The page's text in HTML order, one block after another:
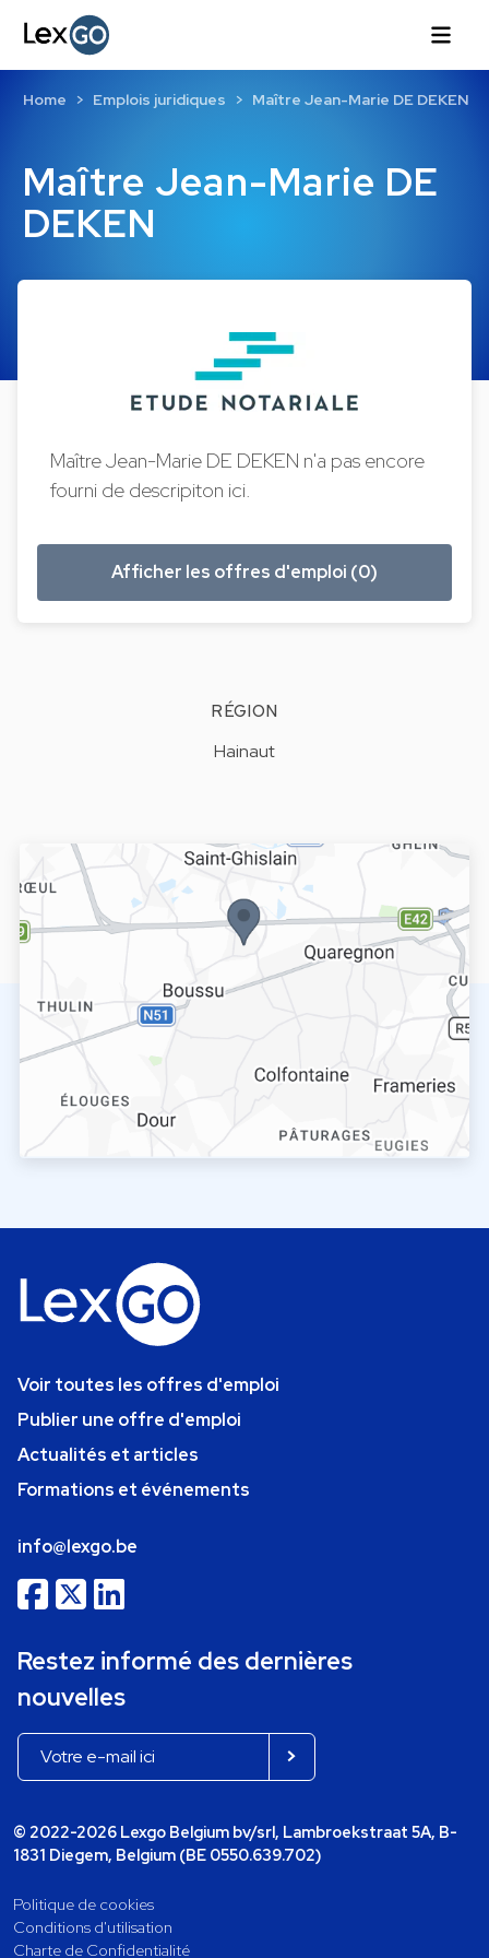
Maître Jean-Marie DE
DEKEN
Home Emplois juridiques Maître Jean-Marie DE DEKEN
Maître Jean-Marie DE DEKEN n'a pas encore
fourni de descripiton ici.
Afficher les offres d'emploi (0)
RÉGION
Hainaut
Voir toutes les offres d'emploi
Publier une offre d'emploi
Actualités et articles
Formations et événements
info@lexgo.be
Restez informé des dernières
nouvelles
© 2022-2026 Lexgo Belgium bv/srl, Lambroekstraat 5A, B-
1831 Diegem, Belgium (BE 0550.639.702)
Politique de cookies
Conditions d'utilisation
Charte de Confidentialité